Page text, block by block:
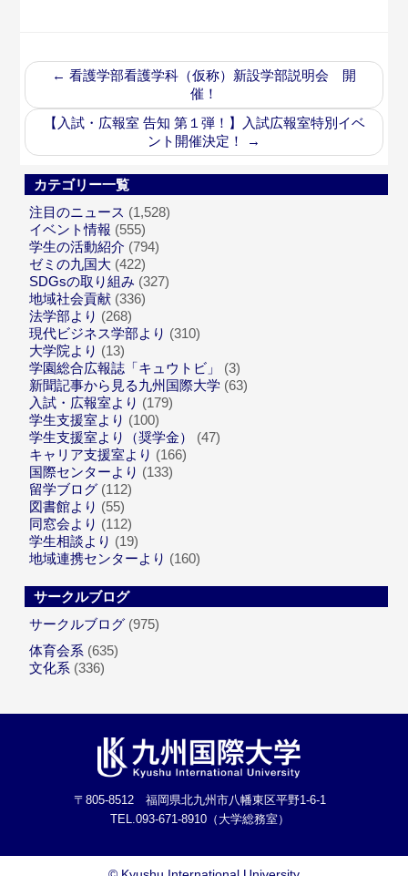
← 看護学部看護学科（仮称）新設学部説明会 開
催！
【入試・広報室 告知 第１弾！】入試広報室特別イベ
ント開催決定！
→
カテゴリー一覧
注目のニュース (1,528)
イベント情報 (555)
学生の活動紹介 (794)
ゼミの九国大 (422)
SDGsの取り組み (327)
地域社会貢献 (336)
法学部より (268)
現代ビジネス学部より (310)
大学院より (13)
学園総合広報誌「キュウトビ」
(3)
新聞記事から見る九州国際大学 (63)
入試・広報室より (179)
学生支援室より (100)
学生支援室より（奨学金）
(47)
キャリア支援室より (166)
国際センターより (133)
留学ブログ (112)
図書館より (55)
同窓会より (112)
学生相談より (19)
地域連携センターより (160)
サークルブログ
サークルブログ (975)
体育会系 (635)
文化系 (336)
〒805-8512 福岡県北九州市八幡東区平野1-6-1
TEL.093-671-8910（大学総務室）